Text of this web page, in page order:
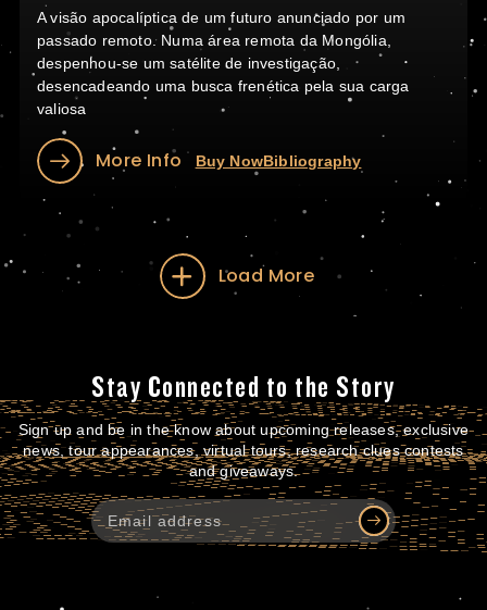
A visão apocalíptica de um futuro anunciado por um
passado remoto. Numa área remota da Mongólia,
despenhou-se um satélite de investigação,
desencadeando uma busca frenética pela sua carga
valiosa
More Info Buy NowBibliography
Load More
Stay Connected to the Story
Sign up and be in the know about upcoming releases, exclusive
news, tour appearances, virtual tours, research clues contests
and giveaways.